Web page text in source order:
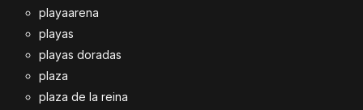
playaarena
playas
playas doradas
plaza
plaza de la reina